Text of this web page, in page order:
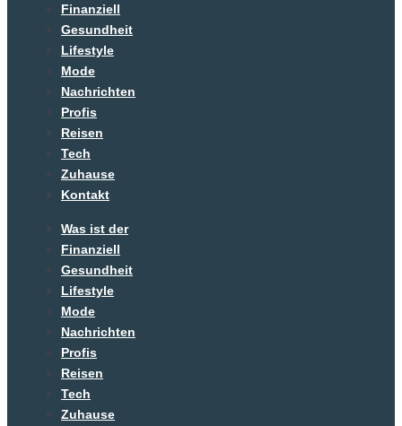
Finanziell
Gesundheit
Lifestyle
Mode
Nachrichten
Profis
Reisen
Tech
Zuhause
Kontakt
Was ist der
Finanziell
Gesundheit
Lifestyle
Mode
Nachrichten
Profis
Reisen
Tech
Zuhause